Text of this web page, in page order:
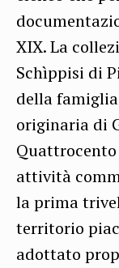
XIX. La
Schìppisi di
della
originaria di
Quattrocento
attività
la prima
territorio
adottato